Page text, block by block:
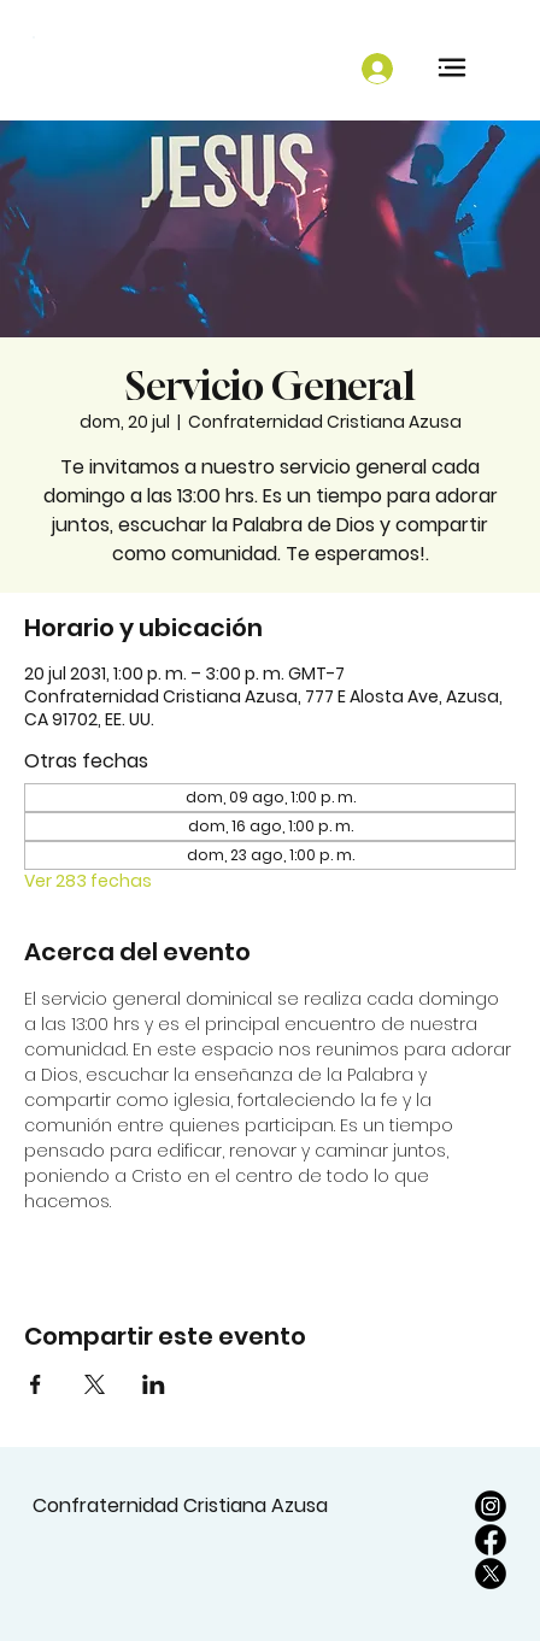
Servicio General
dom, 20 jul
  |
Confraternidad Cristiana Azusa
Te invitamos a nuestro servicio general cada
domingo a las 13:00 hrs. Es un tiempo para adorar
juntos, escuchar la Palabra de Dios y compartir
como comunidad. Te esperamos!.
Horario y ubicación
20 jul 2031, 1:00 p. m. – 3:00 p. m. GMT-7
Confraternidad Cristiana Azusa, 777 E Alosta Ave, Azusa,
CA 91702, EE. UU.
Otras fechas
dom, 09 ago, 1:00 p. m.
dom, 16 ago, 1:00 p. m.
dom, 23 ago, 1:00 p. m.
Ver 283 fechas
Acerca del evento
El servicio general dominical se realiza cada domingo
a las 13:00 hrs y es el principal encuentro de nuestra
comunidad. En este espacio nos reunimos para adorar
a Dios, escuchar la enseñanza de la Palabra y
compartir como iglesia, fortaleciendo la fe y la
comunión entre quienes participan. Es un tiempo
pensado para edificar, renovar y caminar juntos,
poniendo a Cristo en el centro de todo lo que
hacemos.
Compartir este evento
Confraternidad Cristiana Azusa